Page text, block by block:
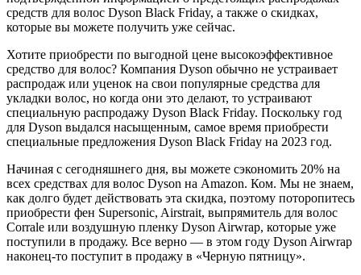
средств для волос Dyson Black Friday, а также о скидках,
которые вы можете получить уже сейчас.
Хотите приобрести по выгодной цене высокоэффективное
средство для волос? Компания Dyson обычно не устраивает
распродаж или уценок на свои популярные средства для
укладки волос, но когда они это делают, то устраивают
специальную распродажу Dyson Black Friday. Поскольку год
для Dyson выдался насыщенным, самое время приобрести
специальные предложения Dyson Black Friday на 2023 год.
Начиная с сегодняшнего дня, вы можете сэкономить 20% на
всех средствах для волос Dyson на Amazon. Ком. Мы не знаем,
как долго будет действовать эта скидка, поэтому поторопитесь
приобрести фен Supersonic, Airstrait, выпрямитель для волос
Corrale или воздушную пленку Dyson Airwrap, которые уже
поступили в продажу. Все верно — в этом году Dyson Airwrap
наконец-то поступит в продажу в «Черную пятницу».